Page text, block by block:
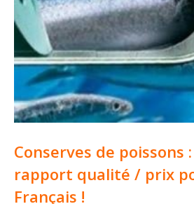
Conserves de poissons
rapport qualité / prix
Français !